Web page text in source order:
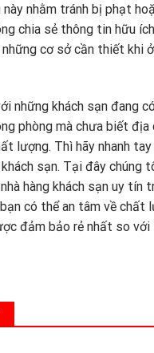
nhằm tránh bị phạt
chia sẻ thông tin hữu
cơ sở cần thiết khi
những khách sạn đang
phòng mà chưa biết địa
lượng. Thì hãy nhanh
sạn. Tại đây chúng
hàng khách sạn uy tín
có thể an tâm về chất
đảm bảo rẻ nhất so